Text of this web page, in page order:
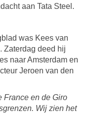
aan Tata Steel.
was Kees van
Zaterdag deed hij
naar Amsterdam en
Jeroen van den
France en de Giro
Wij zien het